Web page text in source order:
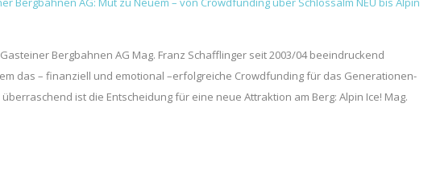
Bergbahnen AG Mag. Franz Schafflinger seit 2003/04 beeindruckend
das – finanziell und emotional –erfolgreiche Crowdfunding für das Generationen-
überraschend ist die Entscheidung für eine neue Attraktion am Berg: Alpin Ice! Mag.